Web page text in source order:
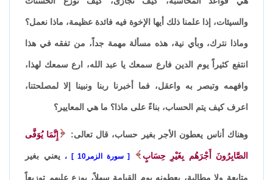
والسيئات، إذا علمنا ذلك أيها الإخوة فيه فائدة عظيمة، ماذا نعمل؟
وماذا نترك، وبأي نية، هذه مسألة مهمة جداً، من تفقه في هذا
انتفع كثيراً يوم الدين فارع سمعك يا عبد الله، ارع سمعك لهذا،
وافهمه وتبصر به واعقل، فما أخبرنا ربنا ونبينا إلا لمصلحتنا،
اعرف كيف يتم الحساب، بناءً على ماذا؟ ما هي المعايير؟
وهناك أناس يعطون الأجر بغير حساب، قال تعالى: إِنَّمَا يُوَفَّى
الصَّابِرُونَ أَجْرَهُم بِغَيْرِ حِسَابٍ سورة الزمر10 ، يعني بغير
متابعة ولا مطالبة، يعطونه يوم القيامة سهلاً، يوزع عليهم توزيعاً